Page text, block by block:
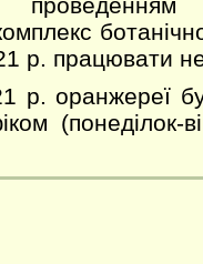
р. працювати
р. оранжереї
(понеділок-